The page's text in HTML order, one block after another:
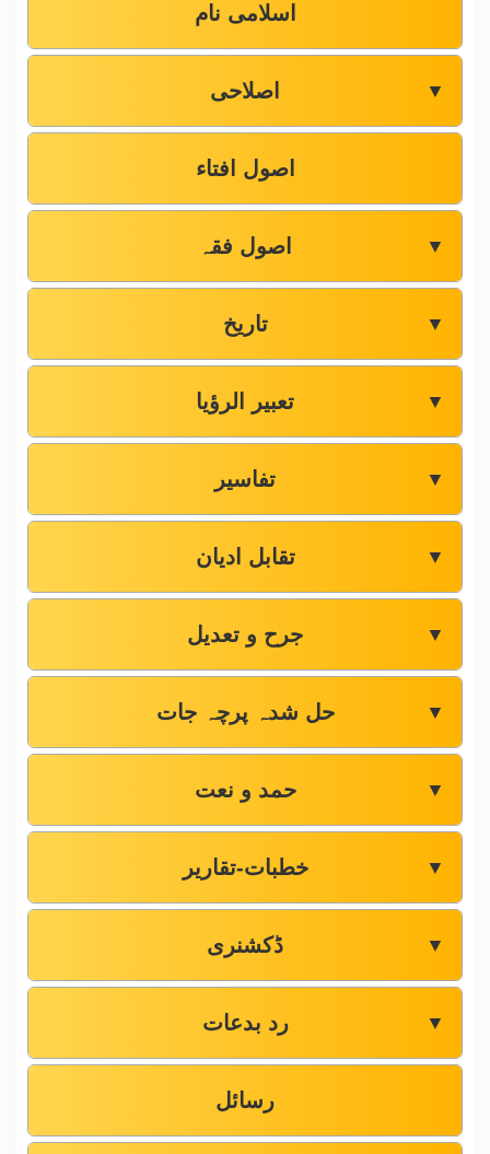
اسلامی نام
اصلاحی ▼
اصول افتاء
اصول فقہ ▼
تاریخ ▼
تعبیر الرؤیا ▼
تفاسیر ▼
تقابل ادیان ▼
جرح و تعدیل ▼
حل شدہ پرچہ جات ▼
حمد و نعت ▼
خطبات-تقاریر ▼
ڈکشنری ▼
رد بدعات ▼
رسائل